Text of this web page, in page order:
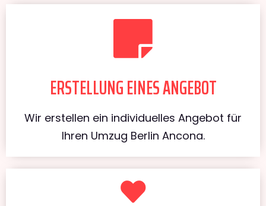
ERSTELLUNG EINES ANGEBOT
Wir erstellen ein individuelles Angebot für
Ihren Umzug Berlin Ancona.